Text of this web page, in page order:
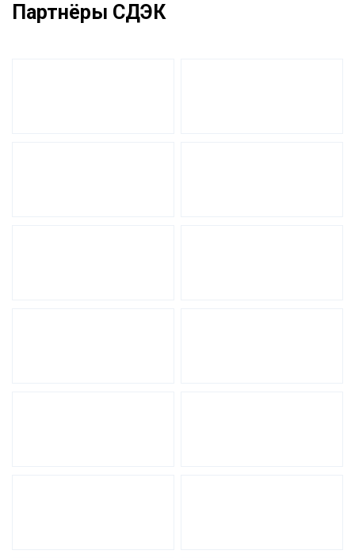
Партнёры СДЭК